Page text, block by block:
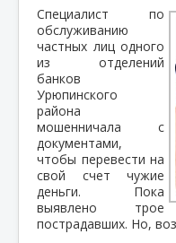
Специалист по
обслуживанию
частных лиц одного
из отделений
банков
Урюпинского
района
мошенничала с
документами,
чтобы перевести на
свой счет чужие
деньги. Пока
выявлено трое
пострадавших. Но,